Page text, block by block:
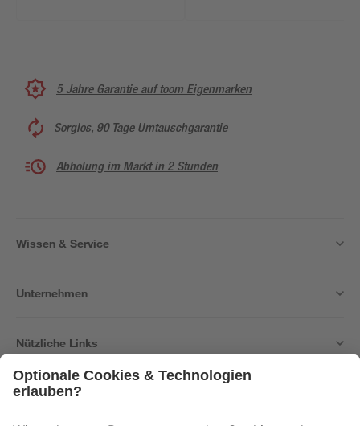
5 Jahre Garantie auf toom Eigenmarken
Sorglos, 90 Tage Umtauschgarantie
Abholung im Markt in 2 Stunden
Wissen & Service
Unternehmen
Nützliche Links